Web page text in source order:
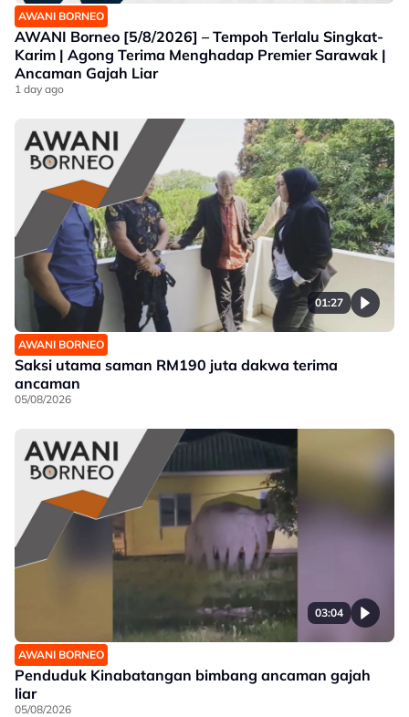
AWANI BORNEO
AWANI Borneo [5/8/2026] – Tempoh Terlalu Singkat-
Karim | Agong Terima Menghadap Premier Sarawak |
Ancaman Gajah Liar
1 day ago
01:27
AWANI BORNEO
Saksi utama saman RM190 juta dakwa terima
ancaman
05/08/2026
03:04
AWANI BORNEO
Penduduk Kinabatangan bimbang ancaman gajah
liar
05/08/2026